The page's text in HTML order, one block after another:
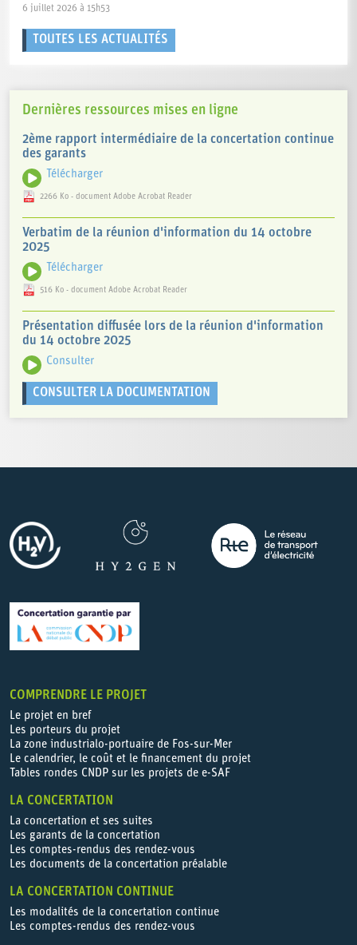
6 juillet 2026 à 15h53
TOUTES LES ACTUALITÉS
Dernières ressources mises en ligne
2ème rapport intermédiaire de la concertation continue
des garants
Télécharger
2266 Ko - document Adobe Acrobat Reader
Verbatim de la réunion d'information du 14 octobre
2025
Télécharger
516 Ko - document Adobe Acrobat Reader
Présentation diffusée lors de la réunion d'information
du 14 octobre 2025
Consulter
CONSULTER LA DOCUMENTATION
COMPRENDRE LE PROJET
Le projet en bref
Les porteurs du projet
La zone industrialo-portuaire de Fos-sur-Mer
Le calendrier, le coût et le financement du projet
Tables rondes CNDP sur les projets de e-SAF
LA CONCERTATION
La concertation et ses suites
Les garants de la concertation
Les comptes-rendus des rendez-vous
Les documents de la concertation préalable
LA CONCERTATION CONTINUE
Les modalités de la concertation continue
Les comptes-rendus des rendez-vous